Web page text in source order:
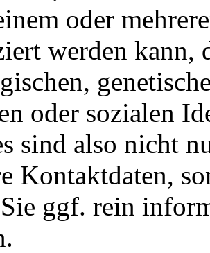
oder
werden kann,
oder sozialen
sind also nicht
Kontaktdaten,
ggf. rein